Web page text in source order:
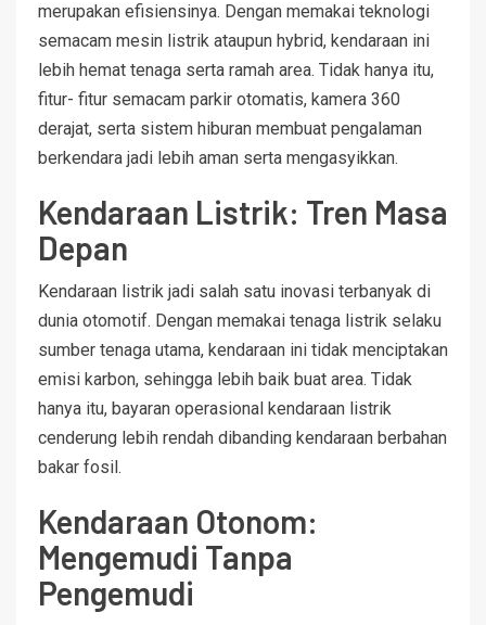
merupakan efisiensinya. Dengan memakai teknologi
semacam mesin listrik ataupun hybrid, kendaraan ini
lebih hemat tenaga serta ramah area. Tidak hanya itu,
fitur- fitur semacam parkir otomatis, kamera 360
derajat, serta sistem hiburan membuat pengalaman
berkendara jadi lebih aman serta mengasyikkan.
Kendaraan Listrik: Tren Masa
Depan
Kendaraan listrik jadi salah satu inovasi terbanyak di
dunia otomotif. Dengan memakai tenaga listrik selaku
sumber tenaga utama, kendaraan ini tidak menciptakan
emisi karbon, sehingga lebih baik buat area. Tidak
hanya itu, bayaran operasional kendaraan listrik
cenderung lebih rendah dibanding kendaraan berbahan
bakar fosil.
Kendaraan Otonom:
Mengemudi Tanpa
Pengemudi